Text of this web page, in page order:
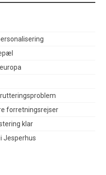
forretningsrejser
klar
Jesperhus